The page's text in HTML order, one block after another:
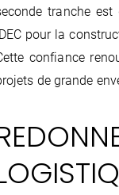
tranche
IDEC pour la
confiance
de grande